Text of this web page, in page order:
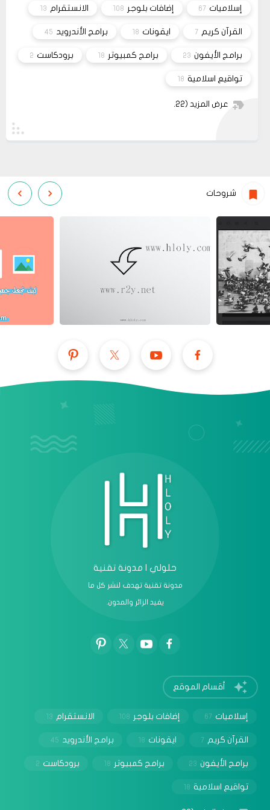
11 2022إسلاميات 67 إضافات بلوجر 108 الانستقرام 13
القرآن كريم 7 ايقونات 18 برامج الأندرويد 45
برامج الأيفون 23 برامج كمبيوتر 18 برودكاست 2
تواقيع اسلامية 18
عرض المزيد (22)
شروحات
حلولي | مدونة تقنية
مدونة تقنية تهدف لنشر كل ما
يفيد الزائر والمدون.
أقسام الموقع
إسلاميات 67 إضافات بلوجر 108 الانستقرام 13
القرآن كريم 7 ايقونات 18 برامج الأندرويد 45
برامج الأيفون 23 برامج كمبيوتر 18 برودكاست 2
تواقيع اسلامية 18